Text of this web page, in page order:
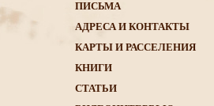
ПИСЬМА
АДРЕСА И КОНТАКТЫ
КАРТЫ И РАССЕЛЕНИЯ
КНИГИ
CТАТЬИ